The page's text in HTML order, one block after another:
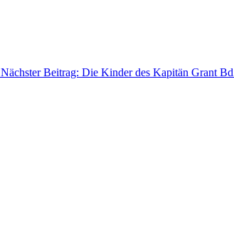
Nächster Beitrag: Die Kinder des Kapitän Grant